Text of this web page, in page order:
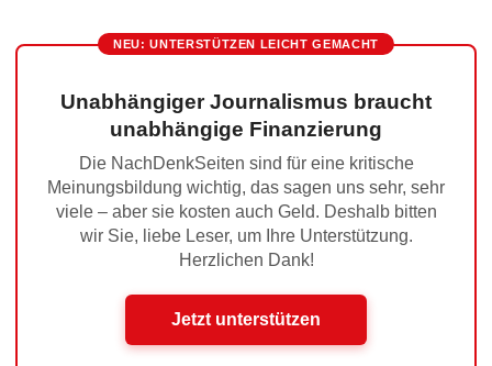
NEU: UNTERSTÜTZEN LEICHT GEMACHT
Unabhängiger Journalismus braucht
unabhängige Finanzierung
Die NachDenkSeiten sind für eine kritische
Meinungsbildung wichtig, das sagen uns sehr, sehr
viele – aber sie kosten auch Geld. Deshalb bitten
wir Sie, liebe Leser, um Ihre Unterstützung.
Herzlichen Dank!
Jetzt unterstützen